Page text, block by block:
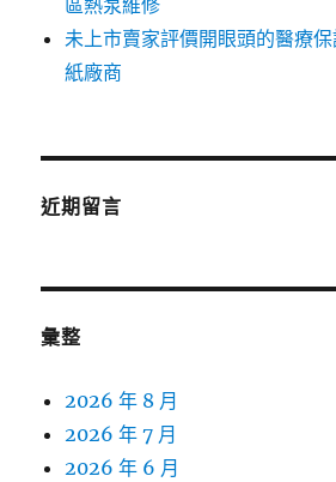
區熱泵維修
未上市賣家評價開眼頭的醫療
紙廠商
近期留言
彙整
2026 年 8 月
2026 年 7 月
2026 年 6 月